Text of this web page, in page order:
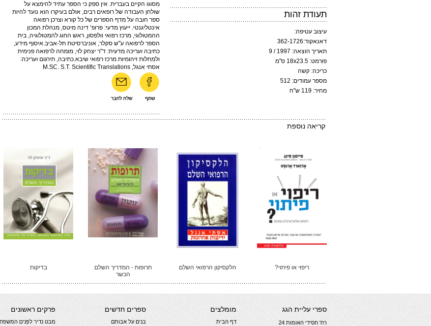
תעודת זהות
עיצוב עטיפה:
דאנאקוד:362-1726
תאריך הוצאה: 1997 / 9
פורמט: 18x23.5 ס"מ
כריכה: קשה
מספר עמודים: 512
מחיר: 119 ש"ח
מסוגו הקיים בעברית. אין ספק כי הספר עתיד להימצא על
שולחן העבודה של רופאים רבים, אולם בעיקרו הוא נועד להיות
ספר חובה על מדף הספרים של כל קורא וצרכן רפואה
אינטליגנטי. ייעוץ מדעי: פרופ’ דינה מיטס, מנהלת המכון
ההמטולוגי, מרכז רפואי וולפסון, ראש החוג להמטולוגיה, בית
הספר לרפואה ע"ש סקלר, אוניברסיטת תל-אביב.איסוף מידע,
כתיבה ועריכה מדעית: ד"ר יצחק לוי, מומחה לרפואה פנימית
ולמחלות זיהומיות מרכז רפואי שיבא.כתיבה, תירגום ועריכה:
אסתי אנגל, M.SC. S.T. Scientific Translations
קריאה נוספת
ריפוי או פיתוי? הלקסיקון הרפואי השלם
תרופות - המדריך השלם
הכשר
בדיקות
ספרי עליית הגג
רח' חסידי האומות 24
מומלצים
דף הבית
ספרים חדשים
בנים על אבותם
פרקים ראשונים
מבט נדיר לפְּנים